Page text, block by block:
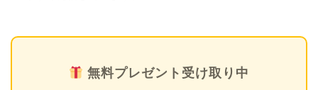
無料プレゼント受け取り中